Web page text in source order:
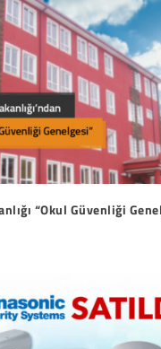
“Okul Güvenliği